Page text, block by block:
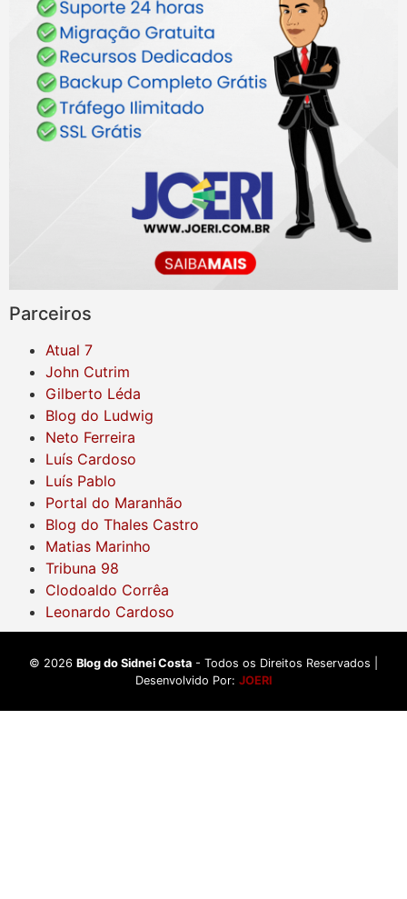
Parceiros
Atual 7
John Cutrim
Gilberto Léda
Blog do Ludwig
Neto Ferreira
Luís Cardoso
Luís Pablo
Portal do Maranhão
Blog do Thales Castro
Matias Marinho
Tribuna 98
Clodoaldo Corrêa
Leonardo Cardoso
© 2026 Blog do Sidnei Costa - Todos os Direitos Reservados |
Desenvolvido Por: JOERI